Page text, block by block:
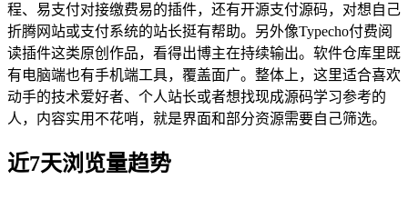
程、易支付对接缴费易的插件，还有开源支付源码，对想自己
折腾网站或支付系统的站长挺有帮助。另外像Typecho付费阅
读插件这类原创作品，看得出博主在持续输出。软件仓库里既
有电脑端也有手机端工具，覆盖面广。整体上，这里适合喜欢
动手的技术爱好者、个人站长或者想找现成源码学习参考的
人，内容实用不花哨，就是界面和部分资源需要自己筛选。
近7天浏览量趋势